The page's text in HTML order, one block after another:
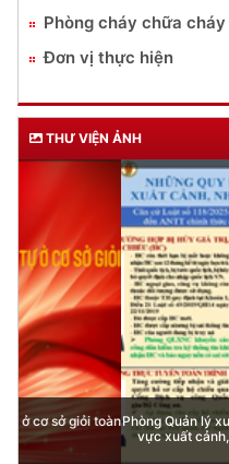
Phòng cháy chữa cháy
Đơn vị thực hiện
THƯ VIỆN ẢNH
Phòng Quản lý xuất nhập cảnh:
vực xuất cảnh, nhập cảnh của